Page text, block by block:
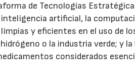
de Tecnologías
artificial, la
y eficientes en el uso de
o la industria verde; y
considerados